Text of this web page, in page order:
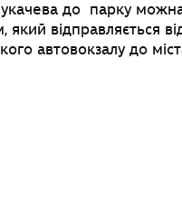
до парку можна
який відправляється
автовокзалудо